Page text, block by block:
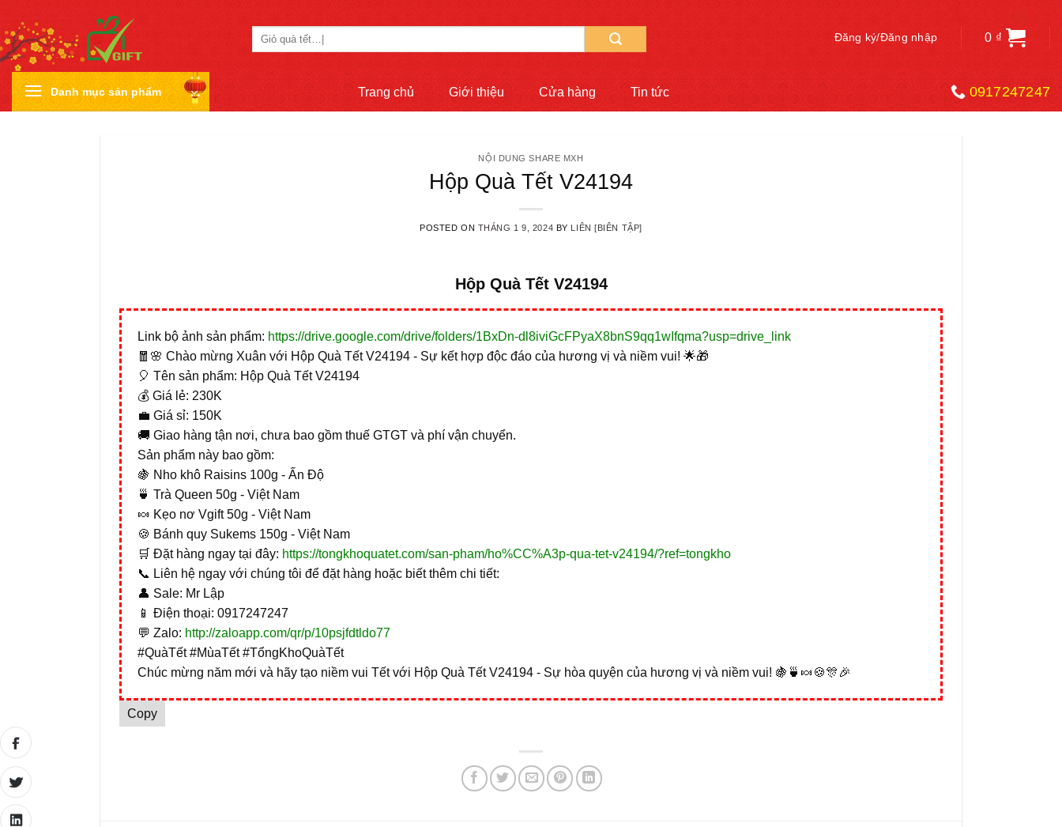
to
content
Tìm
Đăng ký/Đăng nhập 0 ₫
Danh mục sản phẩm Trang chủ Giới thiệu Cửa hàng Tin tức 0917247247
NỘI DUNG SHARE MXH
Hộp Quà Tết V24194
POSTED ON THÁNG 1 9, 2024 BY LIÊN [BIÊN TẬP]
Hộp Quà Tết V24194
Link bộ ảnh sản phẩm: https://drive.google.com/drive/folders/1BxDn-dl8iviGcFPyaX8bnS9qq1wIfqma?usp=drive_link
🧧🌸 Chào mừng Xuân với Hộp Quà Tết V24194 - Sự kết hợp độc đáo của hương vị và niềm vui! 🌟🎁
🎈 Tên sản phẩm: Hộp Quà Tết V24194
💰 Giá lẻ: 230K
💼 Giá sỉ: 150K
🚚 Giao hàng tận nơi, chưa bao gồm thuế GTGT và phí vận chuyển.
Sản phẩm này bao gồm:
🍇 Nho khô Raisins 100g - Ấn Độ
🍵 Trà Queen 50g - Việt Nam
🍬 Kẹo nơ Vgift 50g - Việt Nam
🍪 Bánh quy Sukems 150g - Việt Nam
🛒 Đặt hàng ngay tại đây: https://tongkhoquatet.com/san-pham/ho%CC%A3p-qua-tet-v24194/?ref=tongkho
📞 Liên hệ ngay với chúng tôi để đặt hàng hoặc biết thêm chi tiết:
👤 Sale: Mr Lập
📱 Điện thoại: 0917247247
💬 Zalo: http://zaloapp.com/qr/p/10psjfdtldo77
#QuàTết #MùaTết #TổngKhoQuàTết
Chúc mừng năm mới và hãy tạo niềm vui Tết với Hộp Quà Tết V24194 - Sự hòa quyện của hương vị và niềm vui! 🍇🍵🍬🍪🎊🎉
Copy